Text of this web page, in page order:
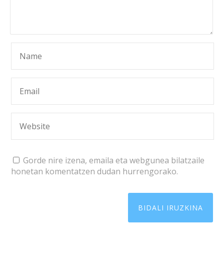
Gorde nire izena, emaila eta webgunea bilatzaile
honetan komentatzen dudan hurrengorako.